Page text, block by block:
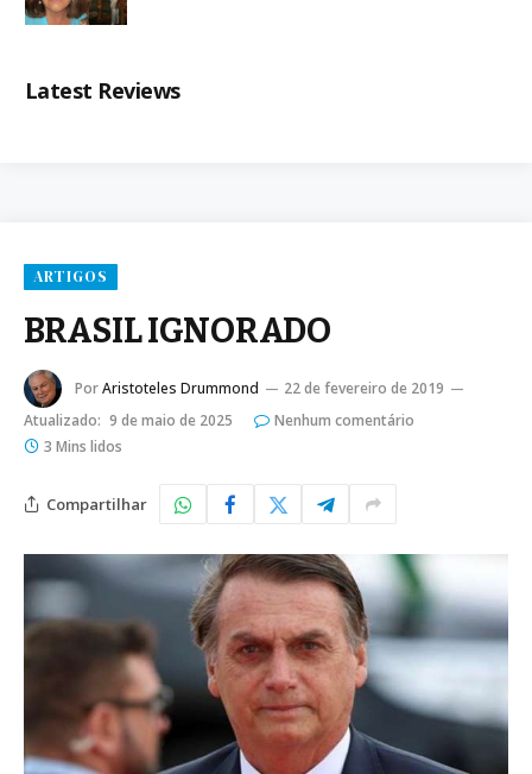
Latest Reviews
ARTIGOS
BRASIL IGNORADO
PorAristoteles Drummond
22 de fevereiro de 2019
Atualizado: 9 de maio de 2025
Nenhum comentário
3 Mins lidos
Compartilhar